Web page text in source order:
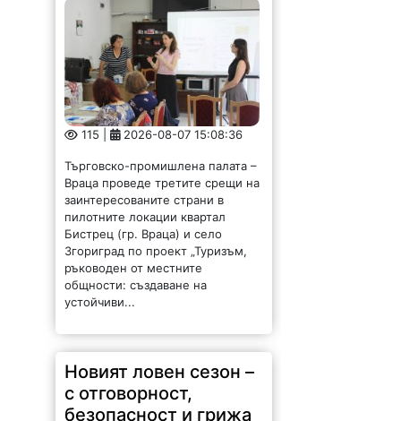
115 | 2026-08-07 15:08:36
Търговско-промишлена палата –
Враца проведе третите срещи на
заинтересованите страни в
пилотните локации квартал
Згориград по проект „Туризъм,
ръководен от местните
общности: създаване на
устойчиви...
Новият ловен сезон –
с отговорност,
безопасност и грижа
за природата